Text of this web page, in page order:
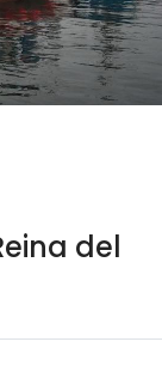
del